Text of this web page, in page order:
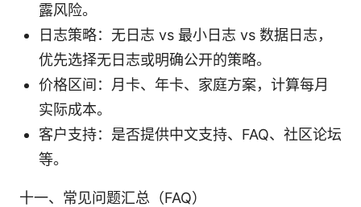
露风险。
日志策略：无日志 vs 最小日志 vs 数据日志，
优先选择无日志或明确公开的策略。
价格区间：月卡、年卡、家庭方案，计算每月
实际成本。
客户支持：是否提供中文支持、FAQ、社区论坛
等。
十一、常见问题汇总（FAQ）